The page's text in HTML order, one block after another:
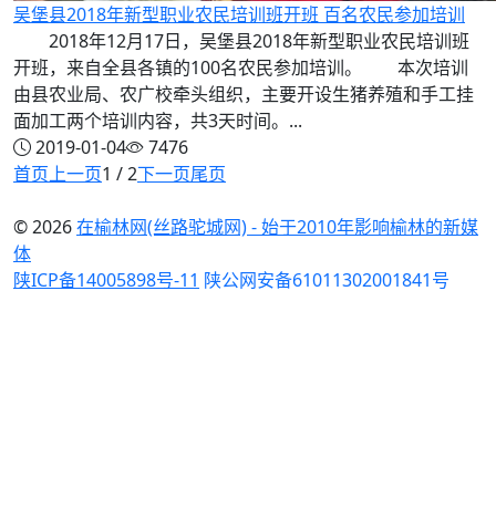
吴堡县2018年新型职业农民培训班开班 百名农民参加培训
2018年12月17日，吴堡县2018年新型职业农民培训班
开班，来自全县各镇的100名农民参加培训。 本次培训
由县农业局、农广校牵头组织，主要开设生猪养殖和手工挂
面加工两个培训内容，共3天时间。...
2019-01-04
7476
首页上一页1 / 2下一页尾页
© 2026在榆林网(丝路驼城网) - 始于2010年影响榆林的新媒
体
陕ICP备14005898号-11 陕公网安备61011302001841号